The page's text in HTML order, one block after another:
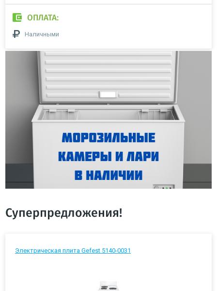
ОПЛАТА:
Наличными
Суперпредложения!
Электрическая плита Gefest 5140-0031